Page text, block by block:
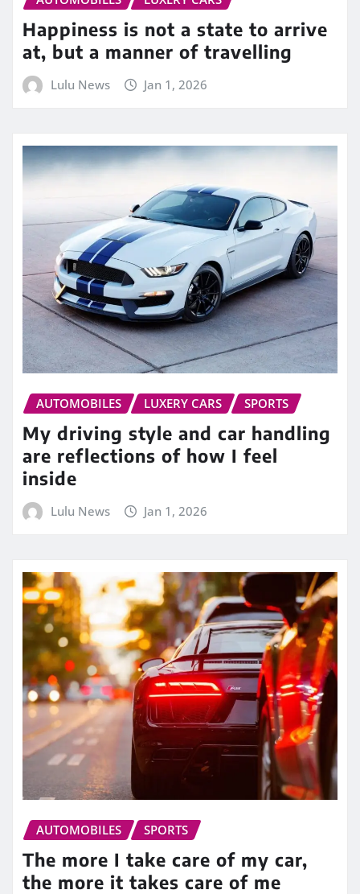
Happiness is not a state to arrive
at, but a manner of travelling
Lulu News Jan 1, 2026
AUTOMOBILES LUXERY CARS SPORTS
My driving style and car handling
are reflections of how I feel
inside
Lulu News Jan 1, 2026
AUTOMOBILES SPORTS
The more I take care of my car,
the more it takes care of me